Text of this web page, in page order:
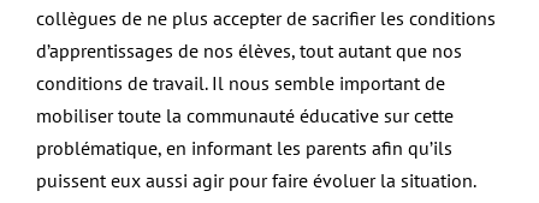
collègues de ne plus accepter de sacrifier les conditions
d’apprentissages de nos élèves, tout autant que nos
conditions de travail. Il nous semble important de
mobiliser toute la communauté éducative sur cette
problématique, en informant les parents afin qu’ils
puissent eux aussi agir pour faire évoluer la situation.